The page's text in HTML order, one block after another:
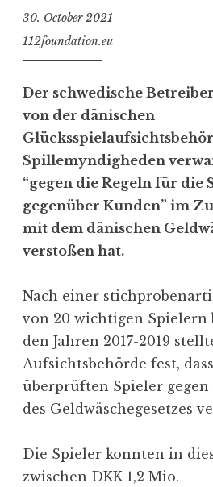
30. October 2021
112foundation.eu
Der schwedische
von der dänischen
Spillemyndigheden
“gegen die Regeln für
gegenüber Kunden” im
mit dem dänischen
verstoßen hat.
Nach einer
von 20 wichtigen Spielern
den Jahren 2017-2019
Aufsichtsbehörde fest,
überprüften Spieler
des Geldwäschegesetzes
Die Spieler konnten in
zwischen DKK 1,2 Mio.